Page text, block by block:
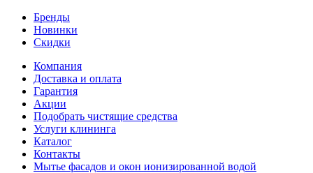
Бренды
Новинки
Скидки
Компания
Доставка и оплата
Гарантия
Акции
Подобрать чистящие средства
Услуги клининга
Каталог
Контакты
Мытье фасадов и окон ионизированной водой